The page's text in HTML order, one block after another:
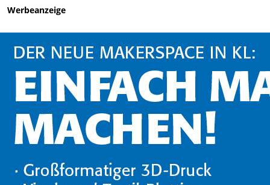
Werbeanzeige